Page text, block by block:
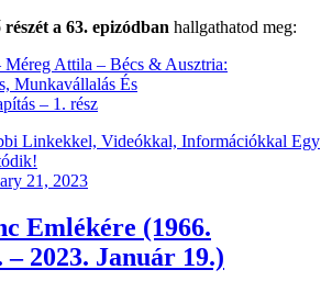
részét a 63. epizódban hallgathatod meg:
Attila – Bécs & Ausztria:
Munkavállalás És
– 1. rész
Linkekkel, Videókkal, Információkkal Egy
21, 2023
Emlékére (1966.
– 2023. Január 19.)